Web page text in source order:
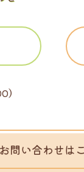
お問い合わせは